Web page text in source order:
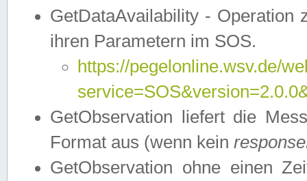
GetDataAvailability - Operation
ihren Parametern im SOS.
https://pegelonline.wsv.de/
GetObservation liefert die
Format aus (wenn kein
GetObservation ohne einen